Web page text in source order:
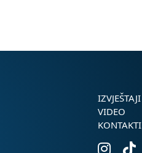
IZVJEŠTAJI
VIDEO
KONTAKTI